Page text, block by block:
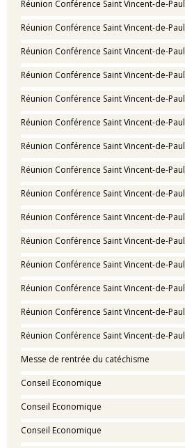
Réunion Conférence Saint Vincent-de-Paul
Réunion Conférence Saint Vincent-de-Paul
Réunion Conférence Saint Vincent-de-Paul
Réunion Conférence Saint Vincent-de-Paul
Réunion Conférence Saint Vincent-de-Paul
Réunion Conférence Saint Vincent-de-Paul
Réunion Conférence Saint Vincent-de-Paul
Réunion Conférence Saint Vincent-de-Paul
Réunion Conférence Saint Vincent-de-Paul
Réunion Conférence Saint Vincent-de-Paul
Réunion Conférence Saint Vincent-de-Paul
Réunion Conférence Saint Vincent-de-Paul
Réunion Conférence Saint Vincent-de-Paul
Réunion Conférence Saint Vincent-de-Paul
Réunion Conférence Saint Vincent-de-Paul
Messe de rentrée du catéchisme
Conseil Economique
Conseil Economique
Conseil Economique